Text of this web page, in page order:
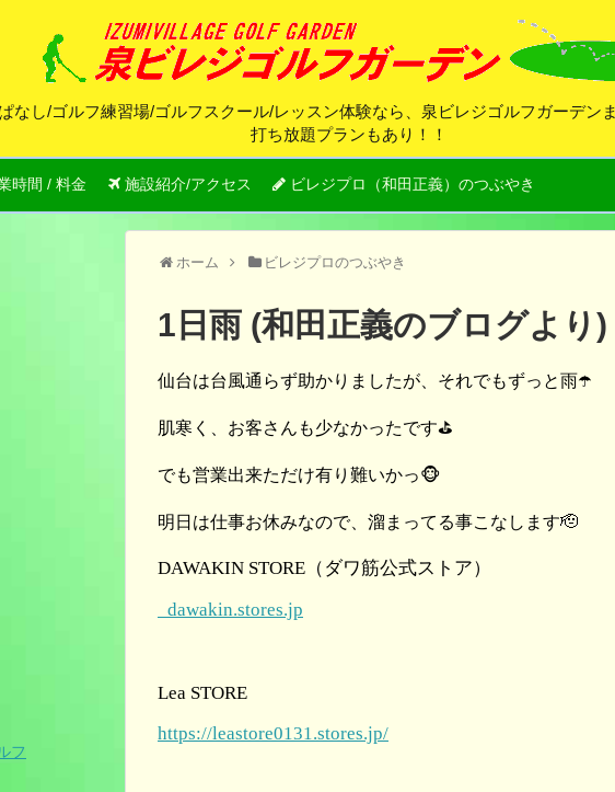
なし/ゴルフ練習場/ゴルフスクール/レッスン体験なら、泉ビレジゴルフガーデン
打ち放題プランもあり！！
時間 / 料金 施設紹介/アクセス ビレジプロ（和田正義）のつぶやき
ホーム ビレジプロのつぶやき
1日雨 (和田正義のブログより)
仙台は台風通らず助かりましたが、それでもずっと雨☂️
肌寒く、お客さんも少なかったです⛳️
でも営業出来ただけ有り難いかっ🐵
明日は仕事お休みなので、溜まってる事こなします🫡
DAWAKIN STORE（ダワ筋公式ストア）
dawakin.stores.jp
Lea STORE
https://leastore0131.stores.jp/
フ